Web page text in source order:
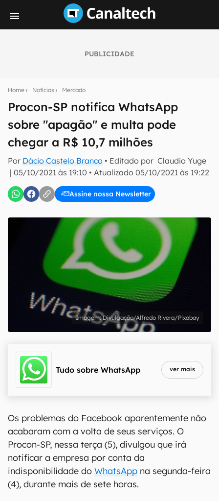
PUBLICIDADE
Home Notícias Mercado
Procon-SP notifica WhatsApp
sobre "apagão" e multa pode
chegar a R$ 10,7 milhões
Por Dácio Castelo Branco • Editado por Claudio Yuge
| 05/10/2021 às 19:10 • Atualizado 05/10/2021 às 19:22
Assine nossa Newsletter
notícias e reviews sobre tecnologia em primeira
E-mail
inscreva-se
Confirmo que li, aceito e concordo com os Termos de
Uso e Política de Privacidade do Canaltech.
Divulgação/Alfredo Rivera/Pixabay
Tudo sobre WhatsApp ver mais
Os problemas do Facebook aparentemente não
acabaram com a volta de seus serviços. O
Procon-SP, nessa terça (5), divulgou que irá
notificar a empresa por conta da
indisponibilidade do WhatsApp na segunda-feira
(4), durante mais de sete horas.